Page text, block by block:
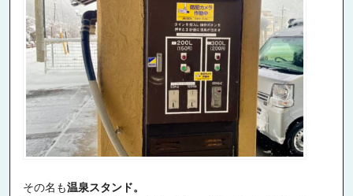
その名も温泉スタンド。